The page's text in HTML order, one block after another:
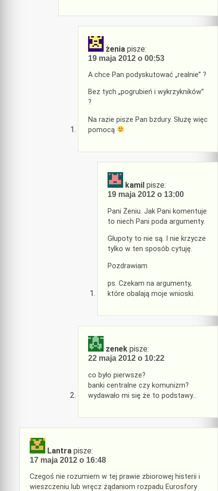
żenia pisze:
19 maja 2012 o 00:53
A chce Pan podyskutować „realnie” ?
Bez tych „pogrubień i wykrzykników”
?
Na razie pisze Pan bzdury. Służę więc
pomocą
kamil pisze:
19 maja 2012 o 13:00
Pani Żeniu. Jak Pani komentuje
to niech Pani poda argumenty.
Głupoty to nie są. I nie krzycze
tylko w ten sposób cytuję.
Pozdrawiam
ps. Czekam na argumenty,
które obalają moje wnioski.
zenek pisze:
22 maja 2012 o 10:22
co było pierwsze?
banki centralne czy komunizm?
wydawało mi się że to podstawy…
Lantra pisze:
17 maja 2012 o 16:48
Czegoś nie rozumiem w tej prawie zbiorowej histerii i
wieszczeniu lub wręcz żądaniom rozpadu Eurosfory